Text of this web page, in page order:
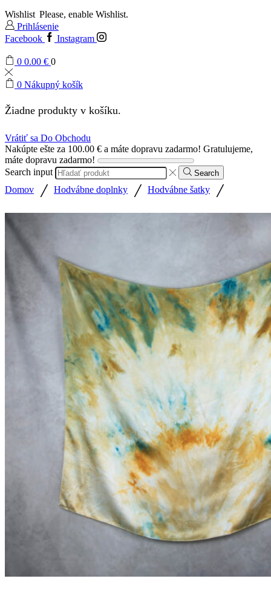
Wishlist Please, enable Wishlist.
Prihlásenie
Facebook
Instagram
0 0.00 € 0
0 Nákupný košík
Žiadne produkty v košíku.
Vrátiť sa Do Obchodu
Nakúpte ešte za 100.00 € a máte dopravu zadarmo! Gratulujeme,
máte dopravu zadarmo!
Search input
Search
Domov / Hodvábne doplnky / Hodvábne šatky /